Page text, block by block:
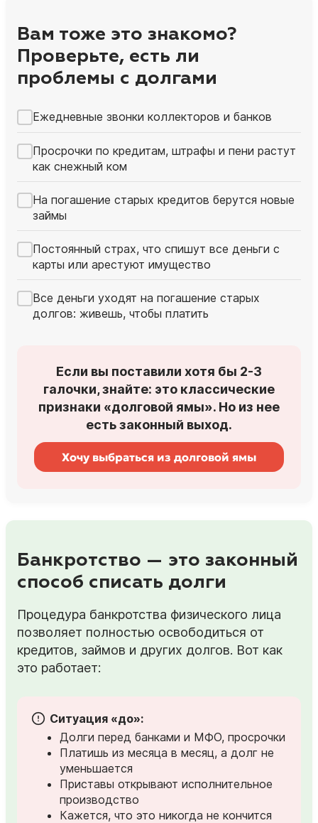
Вам тоже это знакомо?
Проверьте, есть ли
проблемы с долгами
Ежедневные звонки коллекторов и банков
Просрочки по кредитам, штрафы и пени растут
как снежный ком
На погашение старых кредитов берутся новые
займы
Постоянный страх, что спишут все деньги с
карты или арестуют имущество
Все деньги уходят на погашение старых
долгов: живешь, чтобы платить
Если вы поставили хотя бы 2-3
галочки, знайте: это классические
признаки «долговой ямы». Но из нее
есть законный выход.
Хочу выбраться из долговой ямы
Банкротство — это законный
способ списать долги
Процедура банкротства физического лица
позволяет полностью освободиться от
кредитов, займов и других долгов. Вот как
это работает:
Ситуация «до»:
Долги перед банками и МФО, просрочки
Платишь из месяца в месяц, а долг не
уменьшается
Приставы открывают исполнительное
производство
Кажется, что это никогда не кончится